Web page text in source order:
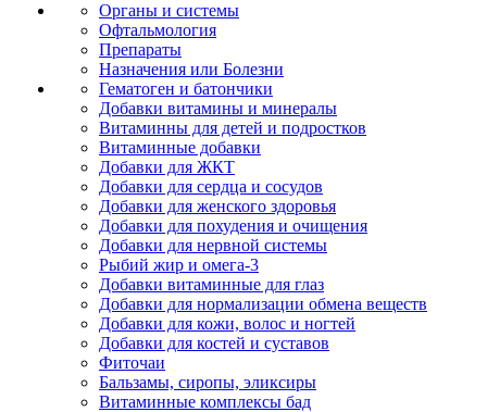
Органы и системы
Офтальмология
Препараты
Назначения или Болезни
Гематоген и батончики
Добавки витамины и минералы
Витаминны для детей и подростков
Витаминные добавки
Добавки для ЖКТ
Добавки для сердца и сосудов
Добавки для женского здоровья
Добавки для похудения и очищения
Добавки для нервной системы
Рыбий жир и омега-3
Добавки витаминные для глаз
Добавки для нормализации обмена веществ
Добавки для кожи, волос и ногтей
Добавки для костей и суставов
Фиточаи
Бальзамы, сиропы, эликсиры
Витаминные комплексы бад